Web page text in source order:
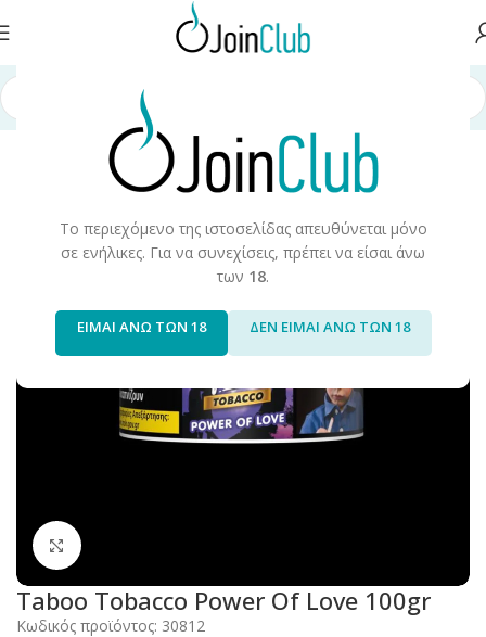
Το περιεχόμενο της ιστοσελίδας απευθύνεται μόνο
σε ενήλικες. Για να συνεχίσεις, πρέπει να είσαι άνω
των 18.
ΕΙΜΑΙ ΑΝΩ ΤΩΝ 18 ΔΕΝ ΕΙΜΑΙ ΑΝΩ ΤΩΝ 18
Προϊόντα Καπνού
Click to enlarge
Taboo Tobacco Power Of Love 100gr
Κωδικός προϊόντος: 30812